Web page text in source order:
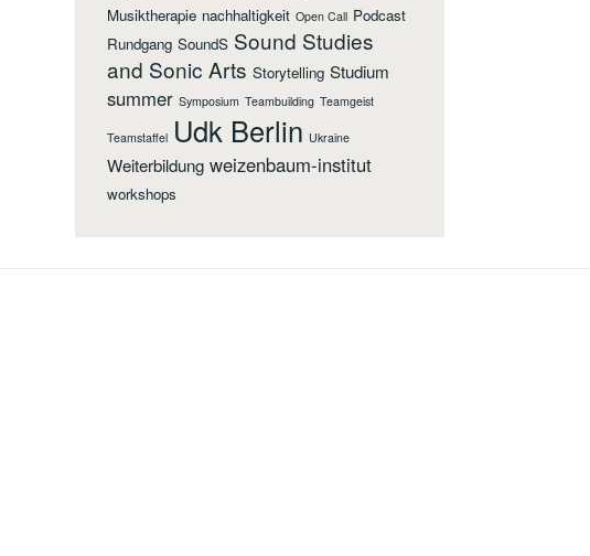
Musiktherapie nachhaltigkeit Open Call Podcast
Rundgang SoundS Sound Studies
and Sonic Arts Storytelling Studium
summer Symposium Teambuilding Teamgeist
Teamstaffel Udk Berlin Ukraine
Weiterbildung weizenbaum-institut
workshops